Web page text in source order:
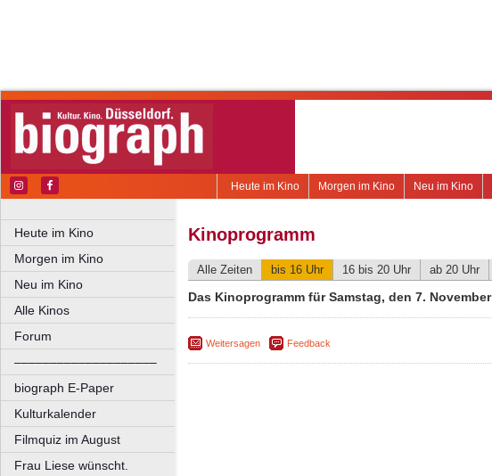
Neu im Kino
Morgen im Kino
Heute im Kino
Heute im Kino
Morgen im Kino
Neu im Kino
Alle Kinos
Forum
––––––––––––––––––––
biograph E-Paper
Kulturkalender
Filmquiz im August
Frau Liese wünscht.
Kinoprogramm
Alle Zeiten bis 16 Uhr 16 bis 20 Uhr ab 20 Uhr
Das Kinoprogramm für Samstag, den 7. November
Weitersagen Feedback